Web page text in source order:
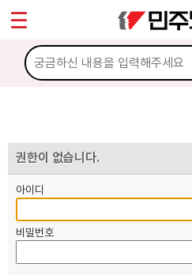
권한이 없습니다.
아이디
비밀번호
마이페이지
소개
노동상담
자료
부설기관